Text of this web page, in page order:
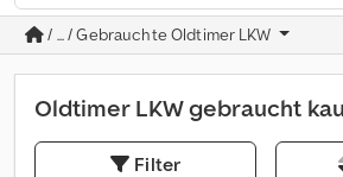
/ ... / Gebrauchte Oldtimer LKW
Oldtimer LKW gebraucht
Filter